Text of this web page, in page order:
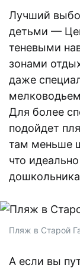
Лучший
детьми —
теневыми
зонами
даже
Для более
подойдет
там меньше
что
Пляж в Старой
А если вы